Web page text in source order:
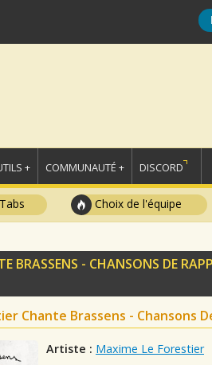
+ COMMUNAUTÉ + DISCORD
Choix de l'équipe
BRASSENS - CHANSONS DE
Chante Brassens - Chansons
Artiste : Maxime Le Forestier